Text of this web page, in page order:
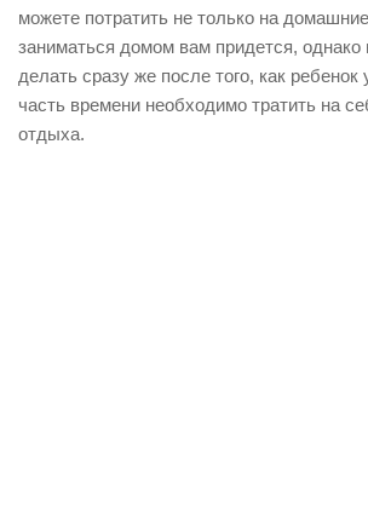
можете потратить не только на
заниматься домом вам придется, однако
делать сразу же после того, как
часть времени необходимо тратить на
отдыха.